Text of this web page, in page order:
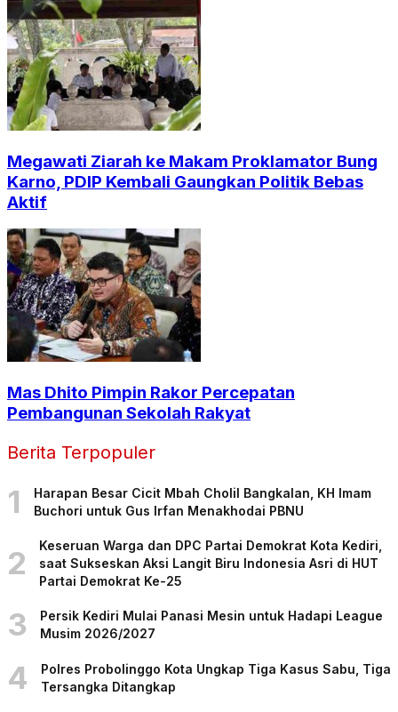
Megawati Ziarah ke Makam Proklamator Bung
Karno, PDIP Kembali Gaungkan Politik Bebas
Aktif
Mas Dhito Pimpin Rakor Percepatan
Pembangunan Sekolah Rakyat
Berita Terpopuler
1
Harapan Besar Cicit Mbah Cholil Bangkalan, KH Imam
Buchori untuk Gus Irfan Menakhodai PBNU
2
Keseruan Warga dan DPC Partai Demokrat Kota Kediri,
saat Sukseskan Aksi Langit Biru Indonesia Asri di HUT
Partai Demokrat Ke-25
3
Persik Kediri Mulai Panasi Mesin untuk Hadapi League
Musim 2026/2027
4
Polres Probolinggo Kota Ungkap Tiga Kasus Sabu, Tiga
Tersangka Ditangkap